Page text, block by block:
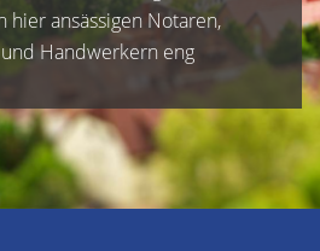
ansässigen Notaren,
Handwerkern eng